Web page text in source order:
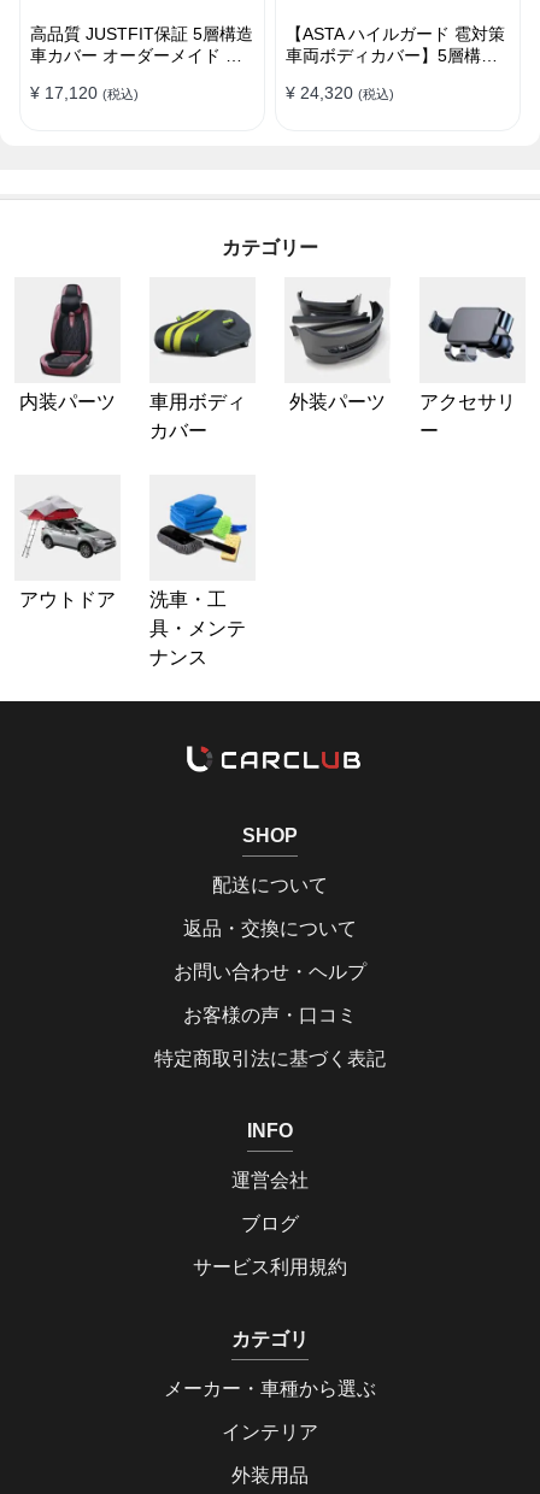
高品質 JUSTFIT保証 5層構造
車カバー オーダーメイド 台
保護
¥ 17,120 (税込)
【ASTA ハイルガード 雹対策
車両ボディカバー】5層構造
止 防雪防風 極厚 防風ロープ
¥ 24,320 (税込)
カテゴリー
内装パーツ
車用ボディ
カバー
外装パーツ
アクセサリ
ー
アウトドア
洗車・工
具・メンテ
ナンス
SHOP
配送について
返品・交換について
お問い合わせ・ヘルプ
お客様の声・口コミ
特定商取引法に基づく表記
INFO
運営会社
ブログ
サービス利用規約
カテゴリ
メーカー・車種から選ぶ
インテリア
外装用品